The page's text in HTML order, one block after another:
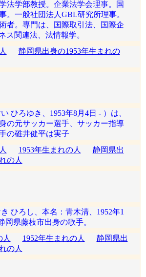
法学部教授。企業法学会理事。国
。一般社団法人GBL研究所理事。
者。専門は、国際取引法、国際企
ス関連法、法情報学。
静岡県出身の1953年生まれの
ひろゆき、1953年8月4日 - ）は、
の元サッカー選手、サッカー指導
の碓井健平は実子
1953年生まれの人
静岡県出
の人
ひろし、本名：青木清、1952年1
岡県藤枝市出身の歌手。
人
1952年生まれの人
静岡県出
の人